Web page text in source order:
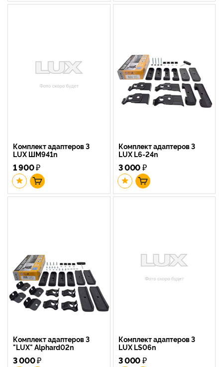
Комплект адаптеров 3
LUX ШМ941n
1 900₽
Комплект адаптеров 3
LUX L6-24n
3 000₽
Комплект адаптеров 3
"LUX" Alphard02n
3 000₽
Комплект адаптеров 3
LUX LS06n
3 000₽